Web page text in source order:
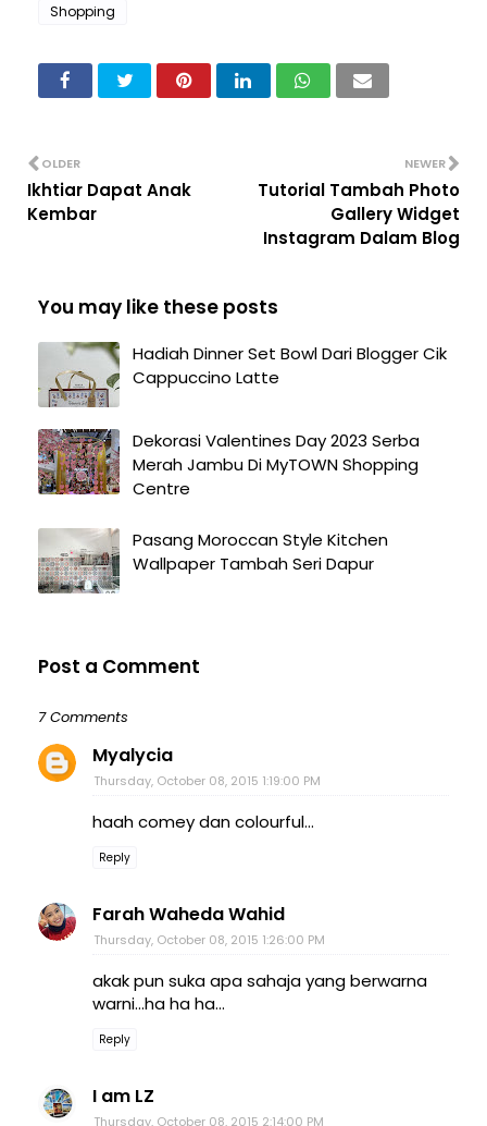
Shopping
NEWER
Tutorial Tambah Photo
Gallery Widget
Instagram Dalam Blog
OLDER
Ikhtiar Dapat Anak
Kembar
You may like these posts
Hadiah Dinner Set Bowl Dari Blogger Cik
Cappuccino Latte
Dekorasi Valentines Day 2023 Serba
Merah Jambu Di MyTOWN Shopping
Centre
Pasang Moroccan Style Kitchen
Wallpaper Tambah Seri Dapur
Post a Comment
7 Comments
Myalycia
Thursday, October 08, 2015 1:19:00 PM
haah comey dan colourful...
Reply
Farah Waheda Wahid
Thursday, October 08, 2015 1:26:00 PM
akak pun suka apa sahaja yang berwarna
warni...ha ha ha...
Reply
I am LZ
Thursday, October 08, 2015 2:14:00 PM